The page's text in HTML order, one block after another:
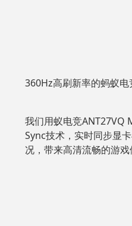
360Hz高刷新率的蚂蚁
我们用蚁电竞ANT27VQ
Sync技术，实时同步显
况，带来高清流畅的游戏